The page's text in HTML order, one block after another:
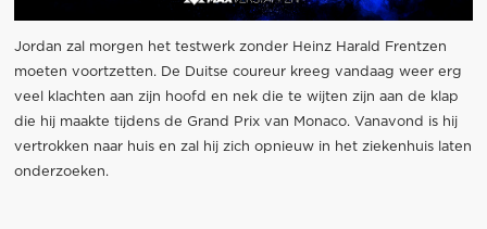
Jordan zal morgen het testwerk zonder Heinz Harald Frentzen
moeten voortzetten. De Duitse coureur kreeg vandaag weer erg
veel klachten aan zijn hoofd en nek die te wijten zijn aan de klap
die hij maakte tijdens de Grand Prix van Monaco. Vanavond is hij
vertrokken naar huis en zal hij zich opnieuw in het ziekenhuis laten
onderzoeken.